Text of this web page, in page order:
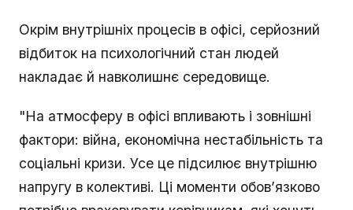
Окрім внутрішніх процесів в офісі, серйозний
відбиток на психологічний стан людей
накладає й навколишнє середовище.
"На атмосферу в офісі впливають і зовнішні
фактори: війна, економічна нестабільність та
соціальні кризи. Усе це підсилює внутрішню
напругу в колективі. Ці моменти обов’язково